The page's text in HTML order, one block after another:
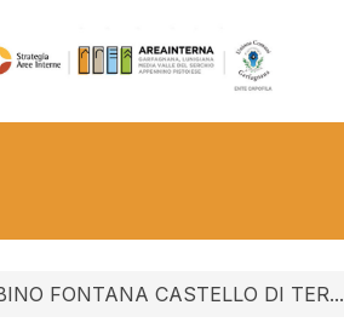
FONTANA CASTELLO DI TER...